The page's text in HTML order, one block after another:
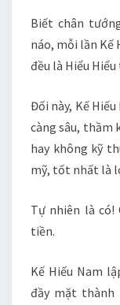
Biết chân
náo, mỗi lần Kế
đều là Hiểu
Đối này, Kế
càng sâu, thầm
hay không kỹ
mỹ, tốt nhất là
Tự nhiên là có!
tiền.
Kế Hiếu Nam
đầy mặt thành